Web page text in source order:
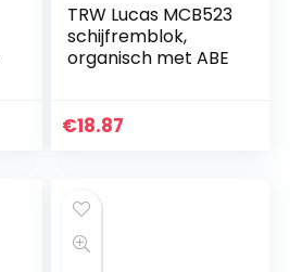
TRW Lucas MCB523
schijfremblok,
organisch met ABE
€18.87